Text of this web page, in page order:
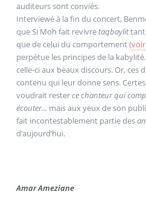
auditeurs sont conviés.
Interviewé à la fin du concert,
que Si Moh fait revivretaqbaylittant
que de celui du comportement (
perpétue les principes de la
celle-ci aux beaux discours. Or, ces
contenu qui leur donne sens.
voudrait resterce chanteur qui
écouter... mais aux yeux de son
fait incontestablement partie des
d’aujourd’hui.
Amar Ameziane